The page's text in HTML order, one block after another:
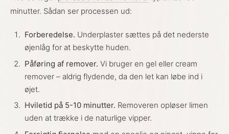
minutter. Sådan ser processen ud:
Forberedelse. Underplaster sættes på det nederste
øjenlåg for at beskytte huden.
Påføring af remover. Vi bruger en gel eller cream
remover – aldrig flydende, da den let kan løbe ind i
øjet.
Hviletid på 5-10 minutter. Removeren opløser limen
uden at trække i de naturlige vipper.